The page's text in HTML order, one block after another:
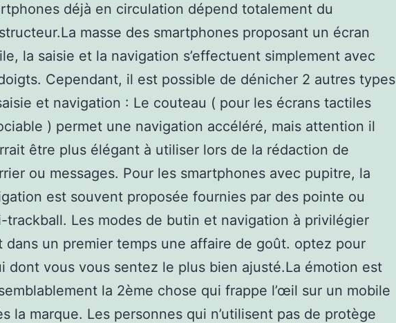
déjà en circulation dépend totalement du
masse des smartphones proposant un écran
la saisie et la navigation s’effectuent simplement avec
Cependant, il est possible de dénicher 2 autres types
et navigation : Le couteau ( pour les écrans tactiles
) permet une navigation accéléré, mais attention il
être plus élégant à utiliser lors de la rédaction de
ou messages. Pour les smartphones avec pupitre, la
est souvent proposée fournies par des pointe ou
trackball. Les modes de butin et navigation à privilégier
dans un premier temps une affaire de goût. optez pour
dont vous vous sentez le plus bien ajusté.La émotion est
la 2ème chose qui frappe l’œil sur un mobile
la marque. Les personnes qui n’utilisent pas de protège